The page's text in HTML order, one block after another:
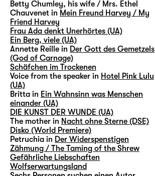
Betty Chumley, his wife / Mrs. Ethel
Chauvenet in Mein Freund Harvey / My
Friend Harvey
Frau Ada denkt Unerhörtes (UA)
Ein Berg, viele (UA)
Annette Reille in Der Gott des Gemetzels
(God of Carnage)
Schäfchen im Trockenen
Voice from the speaker in Hotel Pink Lulu
(UA)
Britta in Ein Wahnsinn was Menschen
einander (UA)
DIE KUNST DER WUNDE (UA)
The mother in Nacht ohne Sterne (DSE)
Disko (World Premiere)
Petruchia in Der Widerspenstigen
Zähmung / The Taming of the Shrew
Gefährliche Liebschaften
Wolfserwartungsland